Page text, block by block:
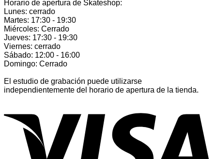
Horario de apertura de Skateshop:
Lunes: cerrado
Martes: 17:30 - 19:30
Miércoles: Cerrado
Jueves: 17:30 - 19:30
Viernes: cerrado
Sábado: 12:00 - 16:00
Domingo: Cerrado
El estudio de grabación puede utilizarse
independientemente del horario de apertura de la tienda.